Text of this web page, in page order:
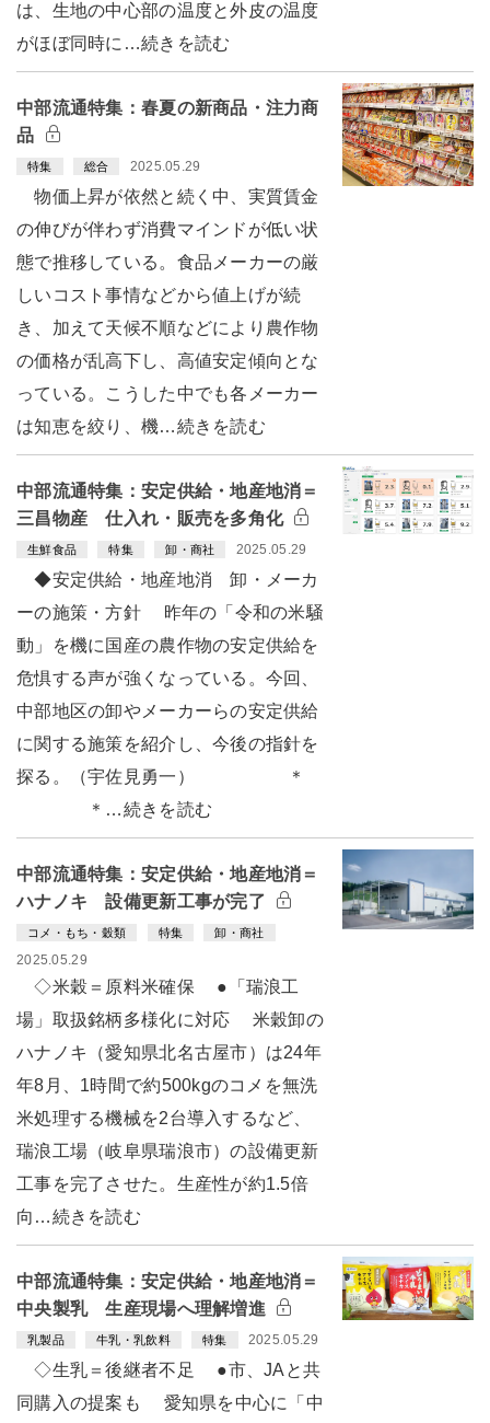
は、生地の中心部の温度と外皮の温度
がほぼ同時に…続きを読む
中部流通特集：春夏の新商品・注力商
品
特集 総合 2025.05.29
物価上昇が依然と続く中、実質賃金
の伸びが伴わず消費マインドが低い状
態で推移している。食品メーカーの厳
しいコスト事情などから値上げが続
き、加えて天候不順などにより農作物
の価格が乱高下し、高値安定傾向とな
っている。こうした中でも各メーカー
は知恵を絞り、機…続きを読む
中部流通特集：安定供給・地産地消＝
三昌物産 仕入れ・販売を多角化
生鮮食品 特集 卸・商社 2025.05.29
◆安定供給・地産地消 卸・メーカ
ーの施策・方針 昨年の「令和の米騒
動」を機に国産の農作物の安定供給を
危惧する声が強くなっている。今回、
中部地区の卸やメーカーらの安定供給
に関する施策を紹介し、今後の指針を
探る。（宇佐見勇一） ＊
＊…続きを読む
中部流通特集：安定供給・地産地消＝
ハナノキ 設備更新工事が完了
コメ・もち・穀類 特集 卸・商社
2025.05.29
◇米穀＝原料米確保 ●「瑞浪工
場」取扱銘柄多様化に対応 米穀卸の
ハナノキ（愛知県北名古屋市）は24年
年8月、1時間で約500kgのコメを無洗
米処理する機械を2台導入するなど、
瑞浪工場（岐阜県瑞浪市）の設備更新
工事を完了させた。生産性が約1.5倍
向…続きを読む
中部流通特集：安定供給・地産地消＝
中央製乳 生産現場へ理解増進
乳製品 牛乳・乳飲料 特集 2025.05.29
◇生乳＝後継者不足 ●市、JAと共
同購入の提案も 愛知県を中心に「中